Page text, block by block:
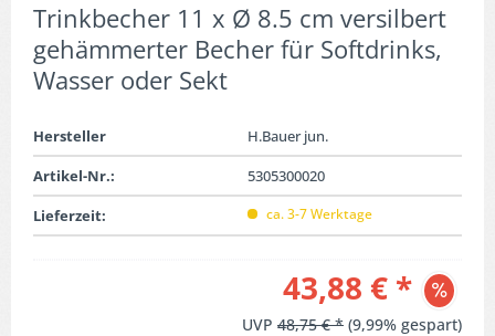
Trinkbecher 11 x Ø 8.5 cm versilbert
gehämmerter Becher für Softdrinks,
Wasser oder Sekt
Hersteller
H.Bauer jun.
Artikel-Nr.:
5305300020
Lieferzeit:
ca. 3-7 Werktage
43,88 € *
UVP 48,75 € * (9,99% gespart)